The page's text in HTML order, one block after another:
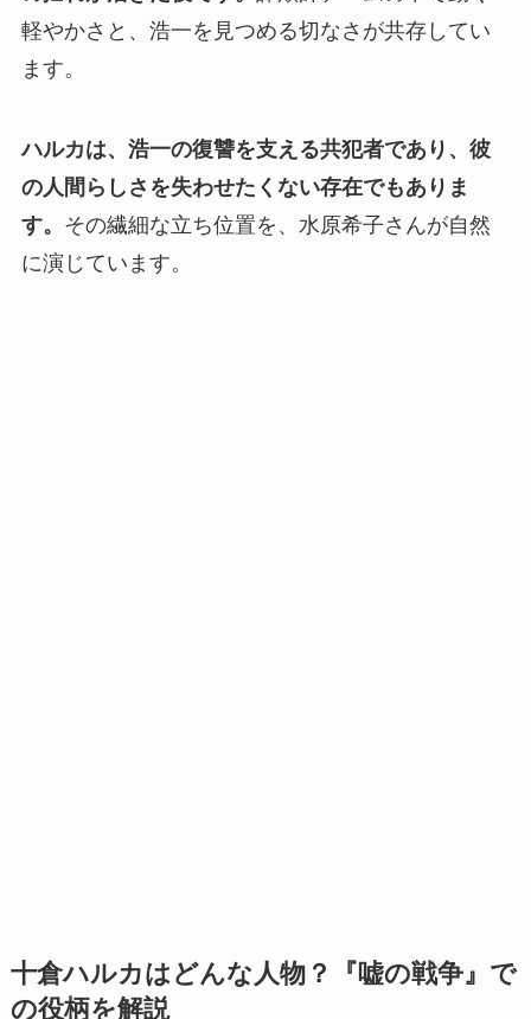
軽やかさと、浩一を見つめる切なさが共存してい
ます。
ハルカは、浩一の復讐を支える共犯者であり、彼
の人間らしさを失わせたくない存在でもありま
す。 その繊細な立ち位置を、水原希子さんが自然
に演じています。
十倉ハルカはどんな人物？『嘘の戦争』で
の役柄を解説